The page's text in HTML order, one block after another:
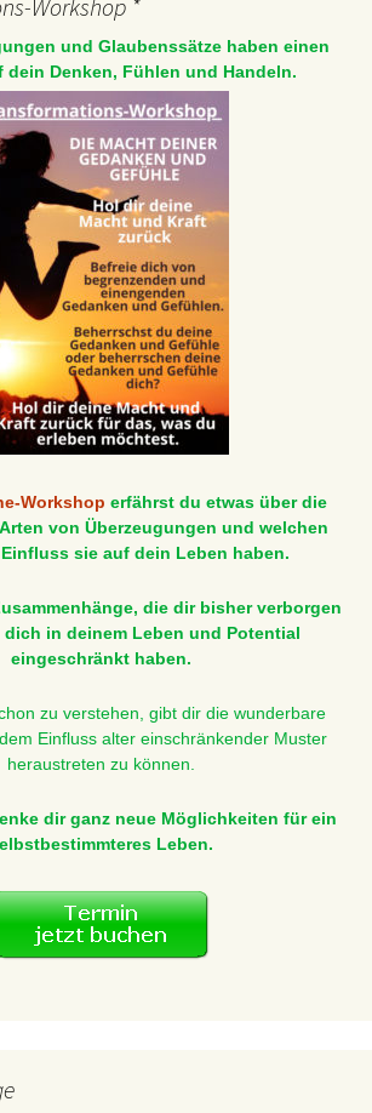
Workshop *
und Glaubenssätze haben einen
dein Denken, Fühlen und Handeln.
Workshop erfährst du etwas über die
von Überzeugungen und welchen
sie auf dein Leben haben.
die dir bisher verborgen
in deinem Leben und Potential
eingeschränkt haben.
zu verstehen, gibt dir die wunderbare
Einfluss alter einschränkender Muster
heraustreten zu können.
dir ganz neue Möglichkeiten für ein
Leben.